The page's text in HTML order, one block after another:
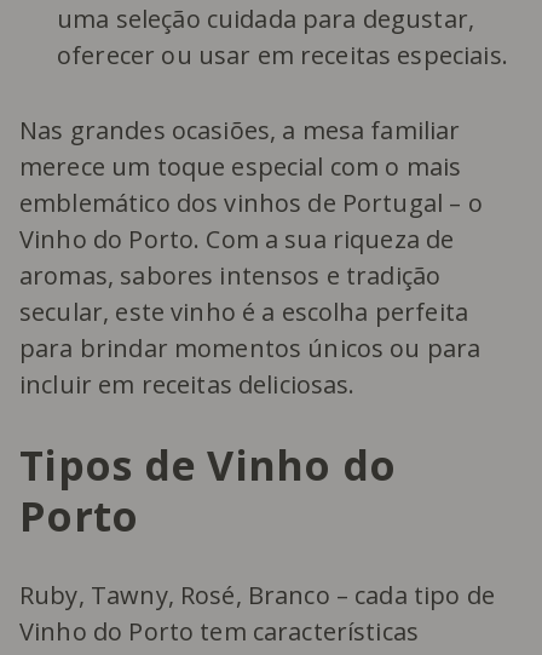
uma seleção cuidada para degustar,
oferecer ou usar em receitas especiais.
Nas grandes ocasiões, a mesa familiar
merece um toque especial com o mais
emblemático dos vinhos de Portugal – o
Vinho do Porto. Com a sua riqueza de
aromas, sabores intensos e tradição
secular, este vinho é a escolha perfeita
para brindar momentos únicos ou para
incluir em receitas deliciosas.
Tipos de Vinho do
Porto
Ruby, Tawny, Rosé, Branco – cada tipo de
Vinho do Porto tem características